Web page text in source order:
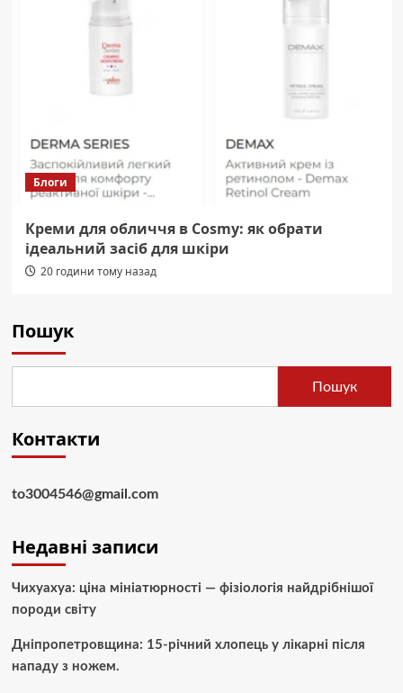
Блоги
Креми для обличчя в Cosmy: як обрати
ідеальний засіб для шкіри
20 години тому назад
Пошук
Пошук
Контакти
to3004546@gmail.com
Недавні записи
Чихуахуа: ціна мініатюрності — фізіологія найдрібнішої
породи світу
Дніпропетровщина: 15-річний хлопець у лікарні після
нападу з ножем.